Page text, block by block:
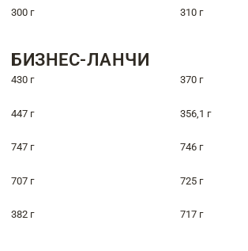
300 г 310 г
БИЗНЕС-ЛАНЧИ
430 г 370 г
447 г 356,1 г
747 г 746 г
707 г 725 г
382 г 717 г